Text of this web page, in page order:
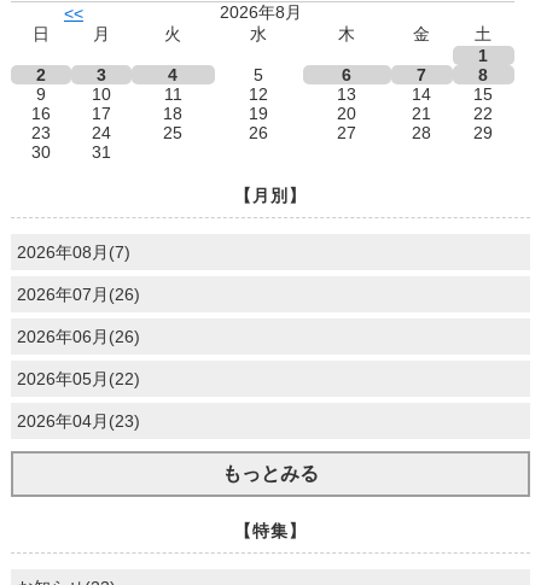
<<
2026年8月
日
月 火 水 木 金
土
1
2
3 4 5 6 7
8
9
10 11 12 13 14
15
16
17 18 19 20 21
22
23
24 25 26 27 28
29
30
31
【月別】
2026年08月(7)
2026年07月(26)
2026年06月(26)
2026年05月(22)
2026年04月(23)
もっとみる
【特集】